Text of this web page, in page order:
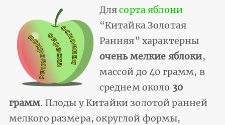
Длясорта яблони
“Китайка Золотая
Ранняя” характерны
очень мелкие яблоки,
массой до 40 грамм, в
среднем около 30
грамм. Плоды у Китайки золотой ранней
мелкого размера, округлой формы,